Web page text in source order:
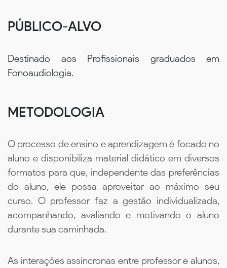
PÚBLICO-ALVO
Destinado aos Profissionais graduados em
Fonoaudiologia.
METODOLOGIA
O processo de ensino e aprendizagem é focado no
aluno e disponibiliza material didático em diversos
formatos para que, independente das preferências
do aluno, ele possa aproveitar ao máximo seu
curso. O professor faz a gestão individualizada,
acompanhando, avaliando e motivando o aluno
durante sua caminhada.
As interações assíncronas entre professor e alunos,